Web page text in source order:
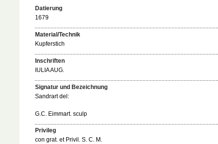
Datierung
1679
Material/Technik
Kupferstich
Inschriften
IULIA AUG.
Signatur und Bezeichnung
Sandrart del:
G.C. Eimmart. sculp
Privileg
con grat. et Privil. S. C. M.